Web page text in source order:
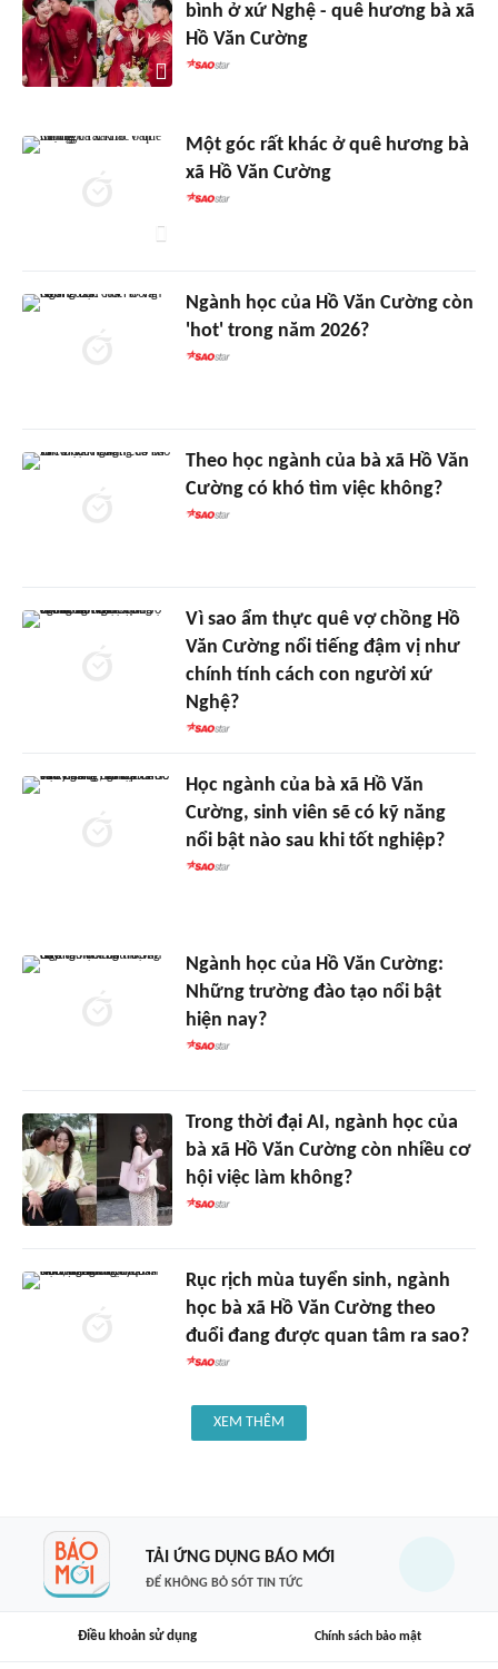
bình ở xứ Nghệ - quê hương bà xã
Hồ Văn Cường
Một góc rất khác ở quê hương bà
xã Hồ Văn Cường
Ngành học của Hồ Văn Cường còn
'hot' trong năm 2026?
Theo học ngành của bà xã Hồ Văn
Cường có khó tìm việc không?
Vì sao ẩm thực quê vợ chồng Hồ
Văn Cường nổi tiếng đậm vị như
chính tính cách con người xứ
Nghệ?
Học ngành của bà xã Hồ Văn
Cường, sinh viên sẽ có kỹ năng
nổi bật nào sau khi tốt nghiệp?
Ngành học của Hồ Văn Cường:
Những trường đào tạo nổi bật
hiện nay?
Trong thời đại AI, ngành học của
bà xã Hồ Văn Cường còn nhiều cơ
hội việc làm không?
Rục rịch mùa tuyển sinh, ngành
học bà xã Hồ Văn Cường theo
đuổi đang được quan tâm ra sao?
XEM THÊM
TẢI ỨNG DỤNG BÁO MỚI
ĐỂ KHÔNG BỎ SÓT TIN TỨC
Điều khoản sử dụng Chính sách bảo mật